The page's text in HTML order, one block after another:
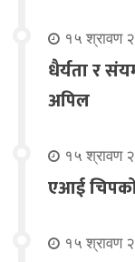
१५ श्रावण
धैर्यता र
अपिल
१५ श्रावण
एआई
१५ श्रावण